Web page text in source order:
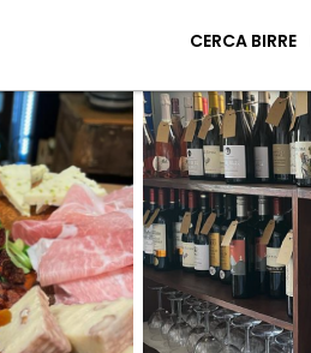
CERCA BIRRE